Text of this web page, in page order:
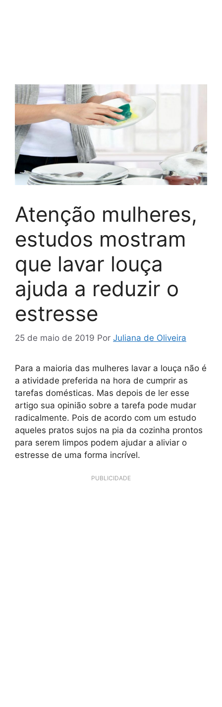
Atenção mulheres,
estudos mostram
que lavar louça
ajuda a reduzir o
estresse
25 de maio de 2019 Por Juliana de Oliveira
Para a maioria das mulheres lavar a louça não é
a atividade preferida na hora de cumprir as
tarefas domésticas. Mas depois de ler esse
artigo sua opinião sobre a tarefa pode mudar
radicalmente. Pois de acordo com um estudo
aqueles pratos sujos na pia da cozinha prontos
para serem limpos podem ajudar a aliviar o
estresse de uma forma incrível.
PUBLICIDADE